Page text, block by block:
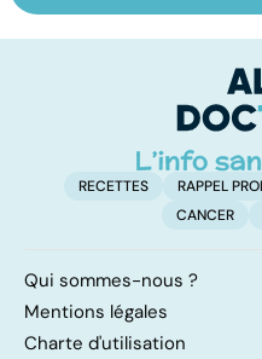
trouble de
hyperactivité
RECETTES RAPPEL
CANCER
Qui sommes-nous ?
Mentions légales
Charte d'utilisation